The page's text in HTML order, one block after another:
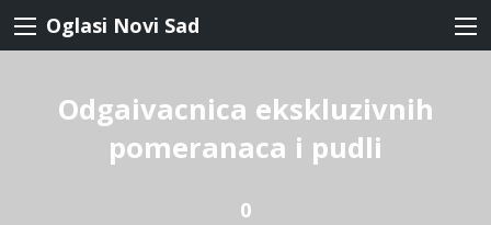
Oglasi Novi Sad
Odgaivacnica ekskluzivnih
pomeranaca i pudli
0